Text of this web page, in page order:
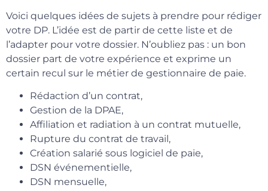
Voici quelques idées de sujets à prendre pour rédiger
votre DP. L’idée est de partir de cette liste et de
l’adapter pour votre dossier. N’oubliez pas : un bon
dossier part de votre expérience et exprime un
certain recul sur le métier de gestionnaire de paie.
Rédaction d’un contrat,
Gestion de la DPAE,
Affiliation et radiation à un contrat mutuelle,
Rupture du contrat de travail,
Création salarié sous logiciel de paie,
DSN événementielle,
DSN mensuelle,